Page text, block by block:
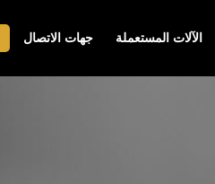
الآلات المستعملة جهات الاتصال